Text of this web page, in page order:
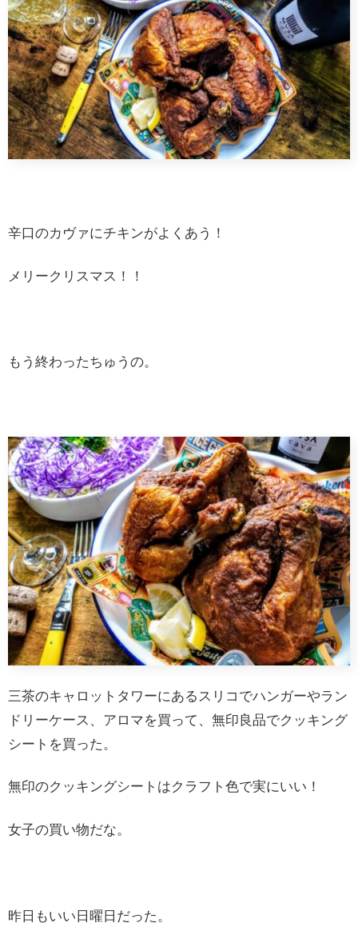
辛口のカヴァにチキンがよくあう！
メリークリスマス！！
もう終わったちゅうの。
三茶のキャロットタワーにあるスリコでハンガーやラン
ドリーケース、アロマを買って、無印良品でクッキング
シートを買った。
無印のクッキングシートはクラフト色で実にいい！
女子の買い物だな。
昨日もいい日曜日だった。